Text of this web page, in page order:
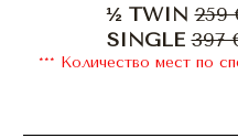
½ TWIN 259
SINGLE 397
*** Количество мест по